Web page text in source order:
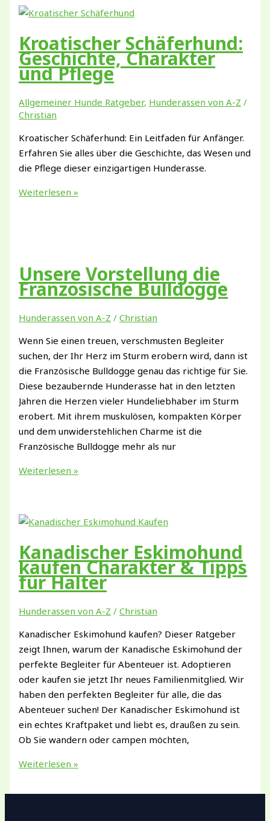
Geschichte,
Merkmale
und
mehr
Kroatischer Schäferhund:
Geschichte, Charakter
und Pflege
Allgemeiner Hunde Ratgeber, Hunderassen von A-Z /
Christian
Kroatischer Schäferhund: Ein Leitfaden für Anfänger.
Erfahren Sie alles über die Geschichte, das Wesen und
die Pflege dieser einzigartigen Hunderasse.
Kroatischer
Pflege
Weiterlesen »
Unsere Vorstellung die
Französische Bulldogge
Hunderassen von A-Z /Christian
Wenn Sie einen treuen, verschmusten Begleiter
suchen, der Ihr Herz im Sturm erobern wird, dann ist
die Französische Bulldogge genau das richtige für Sie.
Diese bezaubernde Hunderasse hat in den letzten
Jahren die Herzen vieler Hundeliebhaber im Sturm
erobert. Mit ihrem muskulösen, kompakten Körper
und dem unwiderstehlichen Charme ist die
Französische Bulldogge mehr als nur
Unsere
Französische
Bulldogge
Weiterlesen »
Kanadischer Eskimohund
kaufen Charakter & Tipps
für Halter
Hunderassen von A-Z /Christian
Kanadischer Eskimohund kaufen? Dieser Ratgeber
zeigt Ihnen, warum der Kanadische Eskimohund der
perfekte Begleiter für Abenteuer ist. Adoptieren
oder kaufen sie jetzt Ihr neues Familienmitglied. Wir
haben den perfekten Begleiter für alle, die das
Abenteuer suchen! Der Kanadischer Eskimohund ist
ein echtes Kraftpaket und liebt es, draußen zu sein.
Ob Sie wandern oder campen möchten,
Kanadischer
kaufen
Weiterlesen »